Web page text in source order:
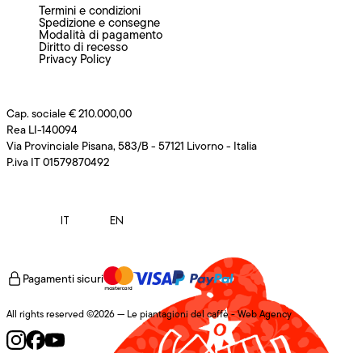
Cap. sociale € 210.000,00
Rea LI-140094
Via Provinciale Pisana, 583/B - 57121 Livorno - Italia
P.iva IT 01579870492
IT EN
Pagamenti sicuri
All rights reserved ©2026 — Le piantagioni del caffè -Web Agency
Termini e condizioni
Spedizione e consegne
Modalità di pagamento
Diritto di recesso
Privacy Policy